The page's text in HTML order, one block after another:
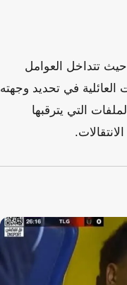
تتداخل العوامل
العائلية في تحديد وجهته
التي يترقبها